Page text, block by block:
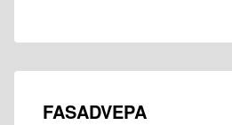
FASADVEPA